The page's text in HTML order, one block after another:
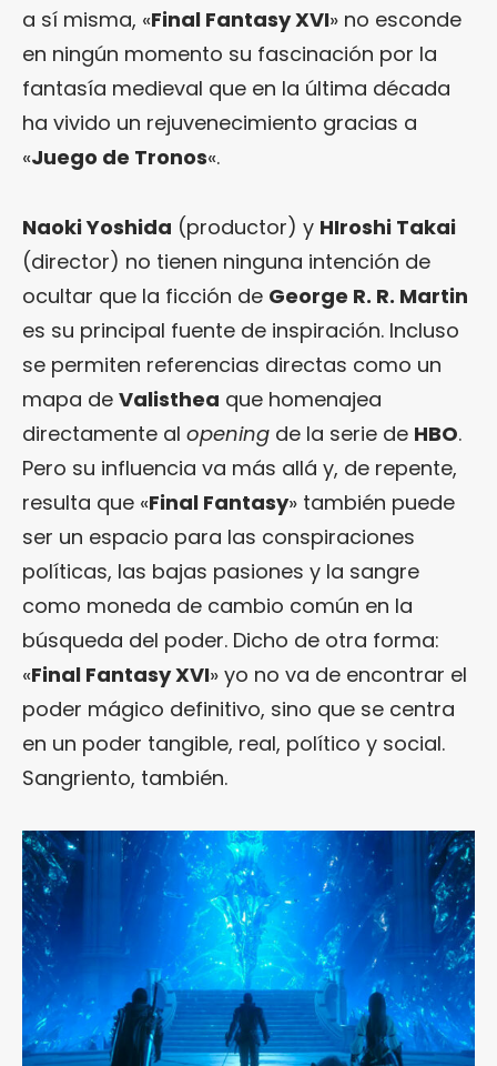
a sí misma, «Final Fantasy XVI» no esconde
en ningún momento su fascinación por la
fantasía medieval que en la última década
ha vivido un rejuvenecimiento gracias a
«Juego de Tronos«.
Naoki Yoshida (productor) y HIroshi Takai
(director) no tienen ninguna intención de
ocultar que la ficción de George R. R. Martin
es su principal fuente de inspiración. Incluso
se permiten referencias directas como un
mapa de Valisthea que homenajea
directamente al opening de la serie de HBO.
Pero su influencia va más allá y, de repente,
resulta que «Final Fantasy» también puede
ser un espacio para las conspiraciones
políticas, las bajas pasiones y la sangre
como moneda de cambio común en la
búsqueda del poder. Dicho de otra forma:
«Final Fantasy XVI» yo no va de encontrar el
poder mágico definitivo, sino que se centra
en un poder tangible, real, político y social.
Sangriento, también.